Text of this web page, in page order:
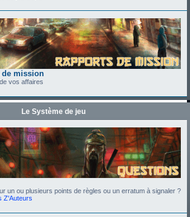
de mission
vos affaires
Le Système de jeu
un ou plusieurs points de règles ou un erratum à signaler ?
Z'Auteurs